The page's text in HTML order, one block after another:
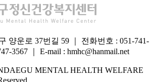
양운로 37번길 59
전화번호 : 051-741-
3567 E-mail : hmhc@hanmail.net
MENTAL HEALTH WELFARE